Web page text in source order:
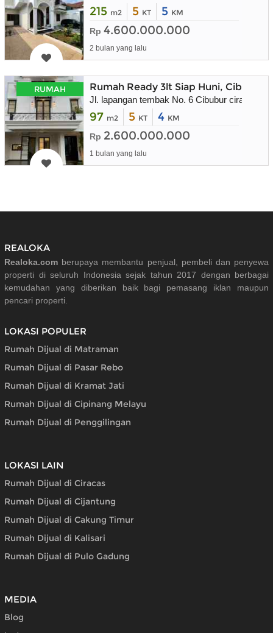
215 m2 5 KT 5 KM
Rp 4.600.000.000
2 bulan yang lalu
RUMAH Rumah Ready 3lt Siap Huni, Cibubur
Jl. lapangan tembak No. 6 Cibubur ciracas
97 m2 5 KT 4 KM
Rp 2.600.000.000
1 bulan yang lalu
REALOKA
Realoka.com berupaya membantu penjual, pembeli dan penyewa
properti di seluruh Indonesia sejak tahun 2017 dengan berbagai
kemudahan yang diberikan baik bagi pemasang iklan maupun
pencari properti.
LOKASI POPULER
Rumah Dijual di Matraman
Rumah Dijual di Pasar Rebo
Rumah Dijual di Kramat Jati
Rumah Dijual di Cipinang Melayu
Rumah Dijual di Penggilingan
LOKASI LAIN
Rumah Dijual di Ciracas
Rumah Dijual di Cijantung
Rumah Dijual di Cakung Timur
Rumah Dijual di Kalisari
Rumah Dijual di Pulo Gadung
MEDIA
Blog